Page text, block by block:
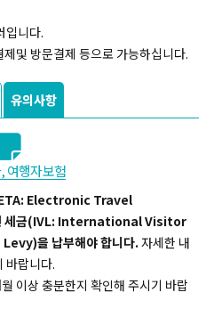
입니다.
및 방문결제 등으로 가능하십니다.
유의사항
여행자보험
Electronic Travel
세금(IVL: International Visitor
을 납부해야 합니다. 자세한 내
바랍니다.
이상 충분한지 확인해 주시기 바랍